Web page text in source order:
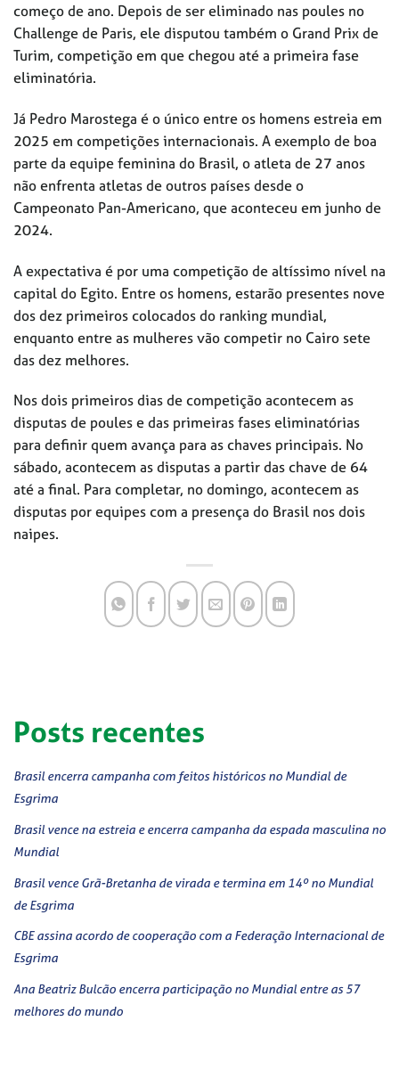
começo de ano. Depois de ser eliminado nas poules no
Challenge de Paris, ele disputou também o Grand Prix de
Turim, competição em que chegou até a primeira fase
eliminatória.
Já Pedro Marostega é o único entre os homens estreia em
2025 em competições internacionais. A exemplo de boa
parte da equipe feminina do Brasil, o atleta de 27 anos
não enfrenta atletas de outros países desde o
Campeonato Pan-Americano, que aconteceu em junho de
2024.
A expectativa é por uma competição de altíssimo nível na
capital do Egito. Entre os homens, estarão presentes nove
dos dez primeiros colocados do ranking mundial,
enquanto entre as mulheres vão competir no Cairo sete
das dez melhores.
Nos dois primeiros dias de competição acontecem as
disputas de poules e das primeiras fases eliminatórias
para definir quem avança para as chaves principais. No
sábado, acontecem as disputas a partir das chave de 64
até a final. Para completar, no domingo, acontecem as
disputas por equipes com a presença do Brasil nos dois
naipes.
Posts recentes
Brasil encerra campanha com feitos históricos no Mundial de
Esgrima
Brasil vence na estreia e encerra campanha da espada masculina no
Mundial
Brasil vence Grã-Bretanha de virada e termina em 14º no Mundial
de Esgrima
CBE assina acordo de cooperação com a Federação Internacional de
Esgrima
Ana Beatriz Bulcão encerra participação no Mundial entre as 57
melhores do mundo